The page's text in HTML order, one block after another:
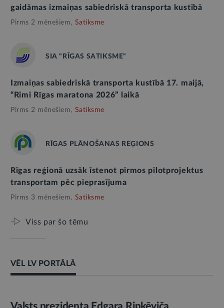
gaidāmas izmaiņas sabiedriskā transporta kustībā
Pirms 2 mēnešiem, Satiksme
SIA "RĪGAS SATIKSME"
Izmaiņas sabiedriskā transporta kustībā 17. maijā,
“Rimi Rīgas maratona 2026” laikā
Pirms 2 mēnešiem, Satiksme
RĪGAS PLĀNOŠANAS REĢIONS
Rīgas reģionā uzsāk īstenot pirmos pilotprojektus
transportam pēc pieprasījuma
Pirms 3 mēnešiem, Satiksme
Viss par šo tēmu
VĒL LV PORTĀLĀ
AMATPERSONAS RUNA